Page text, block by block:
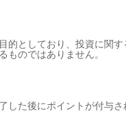
としており、投資に関
ものではありません。
た後にポイントが付与